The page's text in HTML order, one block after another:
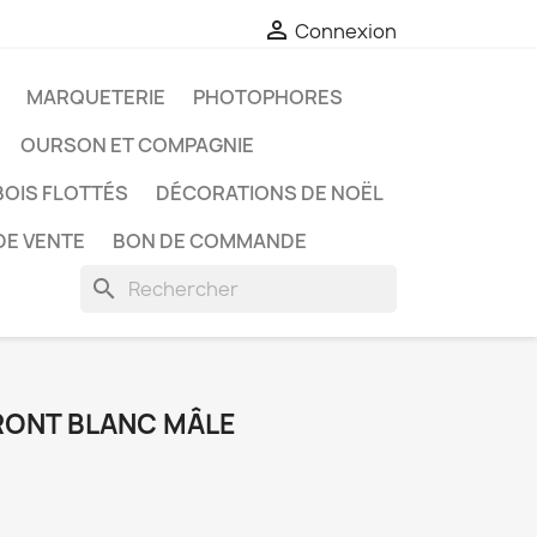
 Connexion
MARQUETERIE
PHOTOPHORES
OURSON ET COMPAGNIE
FLOTTÉS
DÉCORATIONS DE NOËL
VENTE BON DE COMMANDE
search
BLANC MÂLE